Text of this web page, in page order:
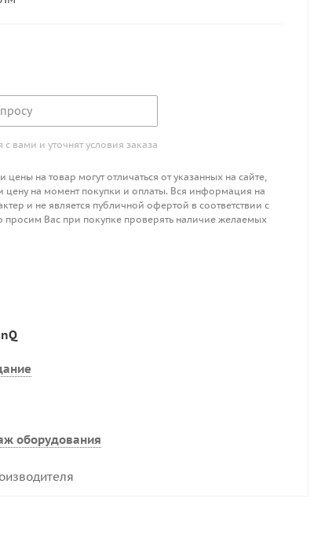
вами и уточнят условия заказа
на товар могут отличаться от указанных на сайте,
цену на момент покупки и оплаты. Вся информация на
и не является публичной офертой в соответствии с
просим Вас при покупке проверять наличие желаемых
оборудования